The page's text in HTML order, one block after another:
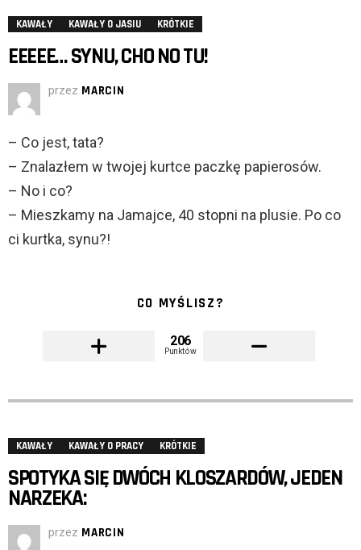
KAWAŁY KAWAŁY O JASIU KRÓTKIE
EEEEE… SYNU, CHO NO TU!
przez MARCIN
– Co jest, tata?
– Znalazłem w twojej kurtce paczkę papierosów.
– No i co?
– Mieszkamy na Jamajce, 40 stopni na plusie. Po co
ci kurtka, synu?!
CO MYŚLISZ?
206
Punktów
KAWAŁY KAWAŁY O PRACY KRÓTKIE
SPOTYKA SIĘ DWÓCH KLOSZARDÓW, JEDEN
NARZEKA:
przez MARCIN